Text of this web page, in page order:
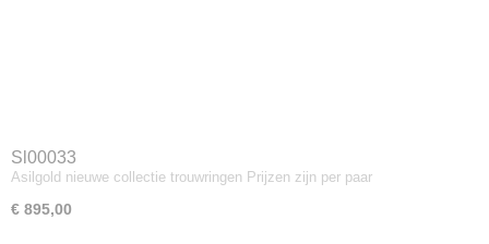
Sl00033
Asilgold nieuwe collectie trouwringen Prijzen zijn per paar
€ 895,00